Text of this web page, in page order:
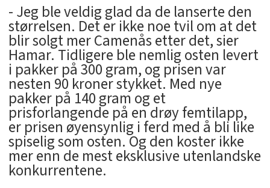
- Jeg ble veldig glad da de lanserte den
størrelsen. Det er ikke noe tvil om at det
blir solgt mer Camenås etter det, sier
Hamar. Tidligere ble nemlig osten levert
i pakker på 300 gram, og prisen var
nesten 90 kroner stykket. Med nye
pakker på 140 gram og et
prisforlangende på en drøy femtilapp,
er prisen øyensynlig i ferd med å bli like
spiselig som osten. Og den koster ikke
mer enn de mest eksklusive utenlandske
konkurrentene.